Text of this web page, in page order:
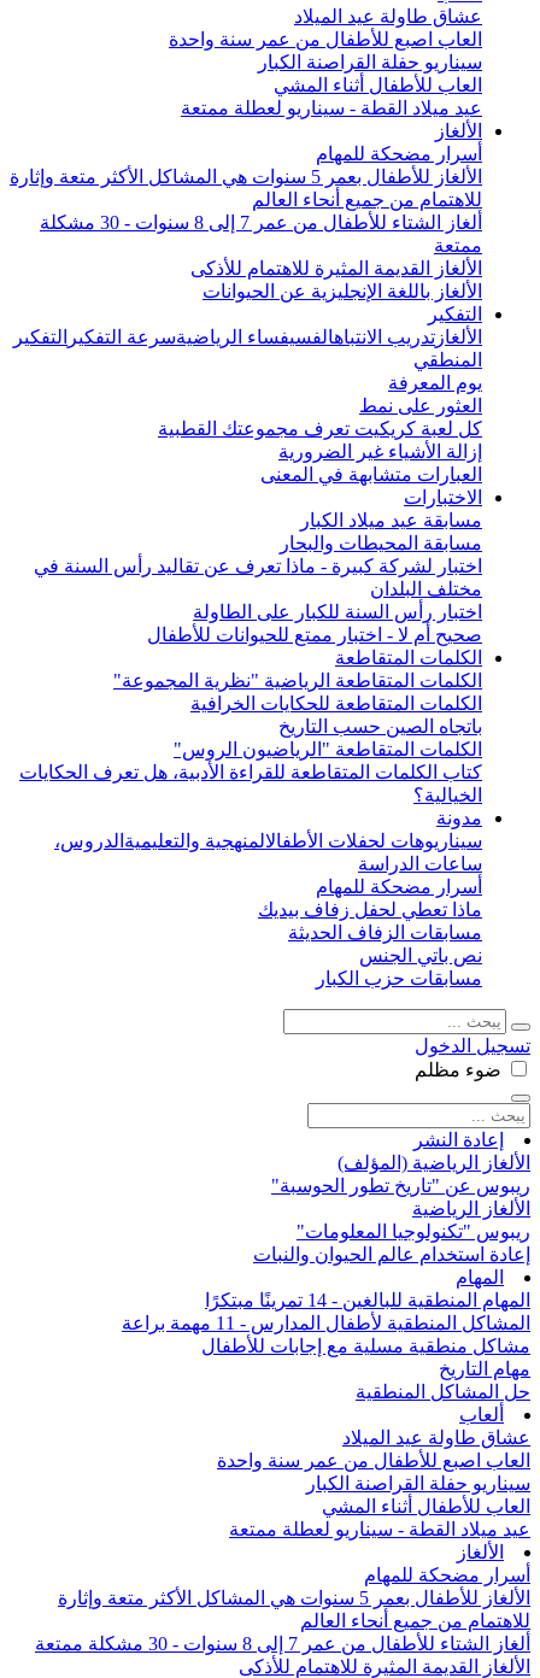
عشاق طاولة عيد الميلاد
العاب اصبع للأطفال من عمر سنة واحدة
سيناريو حفلة القراصنة الكبار
العاب للأطفال أثناء المشي
عيد ميلاد القطة - سيناريو لعطلة ممتعة
الألغاز
أسرار مضحكة للمهام
الألغاز للأطفال بعمر 5 سنوات هي المشاكل الأكثر متعة وإثارة
للاهتمام من جميع أنحاء العالم
ألغاز الشتاء للأطفال من عمر 7 إلى 8 سنوات - 30 مشكلة
ممتعة
الألغاز القديمة المثيرة للاهتمام للأذكى
الألغاز باللغة الإنجليزية عن الحيوانات
التفكير
الألغاز تدريب الانتباهالفسيفساء الرياضيةسرعة التفكير التفكير
المنطقي
يوم المعرفة
العثور على نمط
كل لعبة كريكيت تعرف مجموعتك القطبية
إزالة الأشياء غير الضرورية
العبارات متشابهة في المعنى
الاختبارات
مسابقة عيد ميلاد الكبار
مسابقة المحيطات والبحار
اختبار لشركة كبيرة - ماذا تعرف عن تقاليد رأس السنة في
مختلف البلدان
اختبار رأس السنة للكبار على الطاولة
صحيح أم لا - اختبار ممتع للحيوانات للأطفال
الكلمات المتقاطعة
الكلمات المتقاطعة الرياضية "نظرية المجموعة"
الكلمات المتقاطعة للحكايات الخرافية
باتجاه الصين حسب التاريخ
الكلمات المتقاطعة "الرياضيون الروس"
كتاب الكلمات المتقاطعة للقراءة الأدبية، هل تعرف الحكايات
الخيالية؟
مدونة
سيناريوهات لحفلات الأطفالالمنهجية والتعليمية الدروس،
ساعات الدراسة
أسرار مضحكة للمهام
ماذا تعطي لحفل زفاف بيديك
مسابقات الزفاف الحديثة
نص باتي الجنس
مسابقات حزب الكبار
تسجيل الدخول
ضوء مظلم
إعادة النشر
الألغاز الرياضية (المؤلف)
ريبوس عن "تاريخ تطور الحوسبة"
الألغاز الرياضية
ريبوس "تكنولوجيا المعلومات"
إعادة استخدام عالم الحيوان والنبات
المهام
المهام المنطقية للبالغين - 14 تمرينًا مبتكرًا
المشاكل المنطقية لأطفال المدارس - 11 مهمة براعة
مشاكل منطقية مسلية مع إجابات للأطفال
مهام التاريخ
حل المشاكل المنطقية
ألعاب
عشاق طاولة عيد الميلاد
العاب اصبع للأطفال من عمر سنة واحدة
سيناريو حفلة القراصنة الكبار
العاب للأطفال أثناء المشي
عيد ميلاد القطة - سيناريو لعطلة ممتعة
الألغاز
أسرار مضحكة للمهام
الألغاز للأطفال بعمر 5 سنوات هي المشاكل الأكثر متعة وإثارة
للاهتمام من جميع أنحاء العالم
ألغاز الشتاء للأطفال من عمر 7 إلى 8 سنوات - 30 مشكلة ممتعة
الألغاز القديمة المثيرة للاهتمام للأذكى